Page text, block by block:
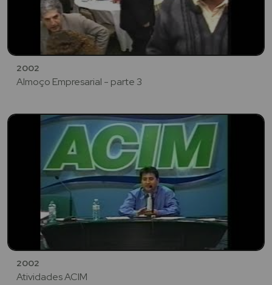
2002
Almoço Empresarial - parte 3
2002
Atividades ACIM